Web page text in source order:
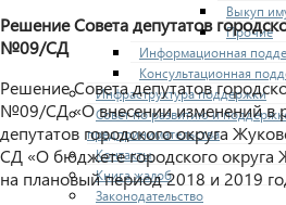
Выкуп
Прочие
Информационная
Консультационная
Инфраструктура поддержки
Совет по развитию и
предпринимательства
Контакты
Книга жалоб
Законодательство
Решение Совета депутатов
№09/СД
Решение Совета депутатов
№09/СД «О внесении изменений в
депутатов городского округа
СД «О бюджете городского округа
на плановый период 2018 и 2019